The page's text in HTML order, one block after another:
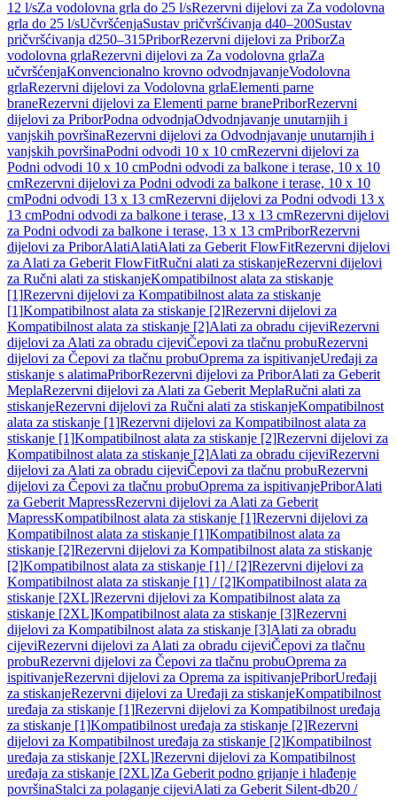
12 l/sZa vodolovna grla do 25 l/sRezervni dijelovi za Za vodolovna
grla do 25 l/sUčvršćenjaSustav pričvršćivanja d40–200Sustav
pričvršćivanja d250–315PriborRezervni dijelovi za PriborZa
vodolovna grlaRezervni dijelovi za Za vodolovna grlaZa
učvršćenjaKonvencionalno krovno odvodnjavanjeVodolovna
grlaRezervni dijelovi za Vodolovna grlaElementi parne
braneRezervni dijelovi za Elementi parne branePriborRezervni
dijelovi za PriborPodna odvodnjaOdvodnjavanje unutarnjih i
vanjskih površinaRezervni dijelovi za Odvodnjavanje unutarnjih i
vanjskih površinaPodni odvodi 10 x 10 cmRezervni dijelovi za
Podni odvodi 10 x 10 cmPodni odvodi za balkone i terase, 10 x 10
cmRezervni dijelovi za Podni odvodi za balkone i terase, 10 x 10
cmPodni odvodi 13 x 13 cmRezervni dijelovi za Podni odvodi 13 x
13 cmPodni odvodi za balkone i terase, 13 x 13 cmRezervni dijelovi
za Podni odvodi za balkone i terase, 13 x 13 cmPriborRezervni
dijelovi za PriborAlatiAlatiAlati za Geberit FlowFitRezervni dijelovi
za Alati za Geberit FlowFitRučni alati za stiskanjeRezervni dijelovi
za Ručni alati za stiskanjeKompatibilnost alata za stiskanje
[1]Rezervni dijelovi za Kompatibilnost alata za stiskanje
[1]Kompatibilnost alata za stiskanje [2]Rezervni dijelovi za
Kompatibilnost alata za stiskanje [2]Alati za obradu cijeviRezervni
dijelovi za Alati za obradu cijeviČepovi za tlačnu probuRezervni
dijelovi za Čepovi za tlačnu probuOprema za ispitivanjeUređaji za
stiskanje s alatimaPriborRezervni dijelovi za PriborAlati za Geberit
MeplaRezervni dijelovi za Alati za Geberit MeplaRučni alati za
stiskanjeRezervni dijelovi za Ručni alati za stiskanjeKompatibilnost
alata za stiskanje [1]Rezervni dijelovi za Kompatibilnost alata za
stiskanje [1]Kompatibilnost alata za stiskanje [2]Rezervni dijelovi za
Kompatibilnost alata za stiskanje [2]Alati za obradu cijeviRezervni
dijelovi za Alati za obradu cijeviČepovi za tlačnu probuRezervni
dijelovi za Čepovi za tlačnu probuOprema za ispitivanjePriborAlati
za Geberit MapressRezervni dijelovi za Alati za Geberit
MapressKompatibilnost alata za stiskanje [1]Rezervni dijelovi za
Kompatibilnost alata za stiskanje [1]Kompatibilnost alata za
stiskanje [2]Rezervni dijelovi za Kompatibilnost alata za stiskanje
[2]Kompatibilnost alata za stiskanje [1] / [2]Rezervni dijelovi za
Kompatibilnost alata za stiskanje [1] / [2]Kompatibilnost alata za
stiskanje [2XL]Rezervni dijelovi za Kompatibilnost alata za
stiskanje [2XL]Kompatibilnost alata za stiskanje [3]Rezervni
dijelovi za Kompatibilnost alata za stiskanje [3]Alati za obradu
cijeviRezervni dijelovi za Alati za obradu cijeviČepovi za tlačnu
probuRezervni dijelovi za Čepovi za tlačnu probuOprema za
ispitivanjeRezervni dijelovi za Oprema za ispitivanjePriborUređaji
za stiskanjeRezervni dijelovi za Uređaji za stiskanjeKompatibilnost
uređaja za stiskanje [1]Rezervni dijelovi za Kompatibilnost uređaja
za stiskanje [1]Kompatibilnost uređaja za stiskanje [2]Rezervni
dijelovi za Kompatibilnost uređaja za stiskanje [2]Kompatibilnost
uređaja za stiskanje [2XL]Rezervni dijelovi za Kompatibilnost
uređaja za stiskanje [2XL]Za Geberit podno grijanje i hlađenje
površinaStalci za polaganje cijeviAlati za Geberit Silent-db20 /